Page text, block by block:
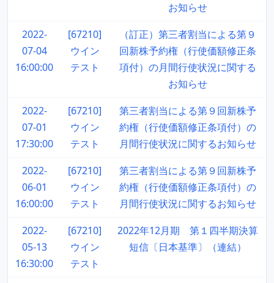
お知らせ
2022-
07-04
16:00:00
[67210]
ウイン
テスト
（訂正）第三者割当による第９
回新株予約権（行使価額修正条
項付）の月間行使状況に関する
お知らせ
2022-
07-01
17:30:00
[67210]
ウイン
テスト
第三者割当による第９回新株予
約権（行使価額修正条項付）の
月間行使状況に関するお知らせ
2022-
06-01
16:00:00
[67210]
ウイン
テスト
第三者割当による第９回新株予
約権（行使価額修正条項付）の
月間行使状況に関するお知らせ
2022-
05-13
16:30:00
[67210]
ウイン
テスト
2022年12月期 第１四半期決算
短信〔日本基準〕（連結）